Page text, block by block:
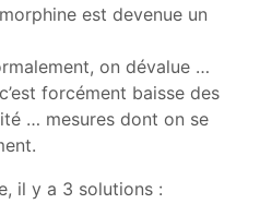
est devenue un
on dévalue …
forcément baisse des
… mesures dont on se
il y a 3 solutions :